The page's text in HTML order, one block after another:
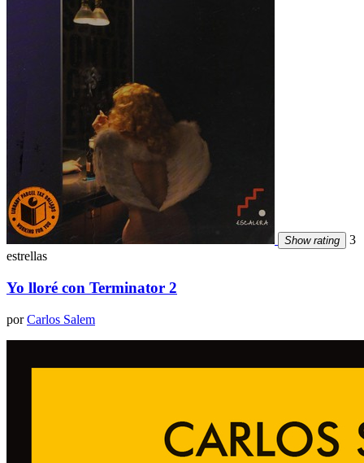
Show rating
3
estrellas
Yo lloré con Terminator 2
porCarlos Salem